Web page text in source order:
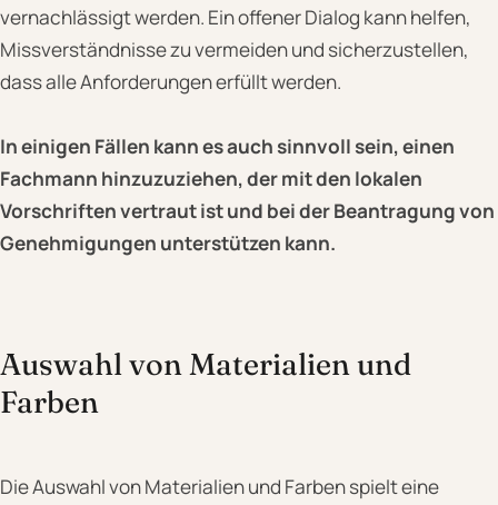
vernachlässigt werden. Ein offener Dialog kann helfen,
Missverständnisse zu vermeiden und sicherzustellen,
dass alle Anforderungen erfüllt werden.
In einigen Fällen kann es auch sinnvoll sein, einen
Fachmann hinzuzuziehen, der mit den lokalen
Vorschriften vertraut ist und bei der Beantragung von
Genehmigungen unterstützen kann.
Auswahl von Materialien und
Farben
Die Auswahl von Materialien und Farben spielt eine